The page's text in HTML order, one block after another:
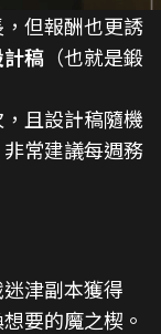
但報酬也更誘
稿 （也就是鍛
且設計稿隨機
常建議每週務
津副本獲得
要的魔之楔。